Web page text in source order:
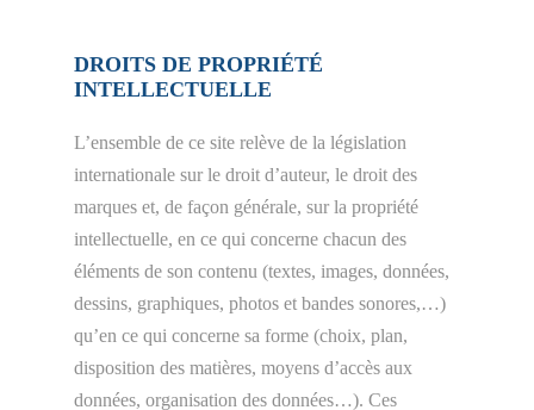
DROITS DE PROPRIÉTÉ
INTELLECTUELLE
L’ensemble de ce site relève de la législation
internationale sur le droit d’auteur, le droit des
marques et, de façon générale, sur la propriété
intellectuelle, en ce qui concerne chacun des
éléments de son contenu (textes, images, données,
dessins, graphiques, photos et bandes sonores,…)
qu’en ce qui concerne sa forme (choix, plan,
disposition des matières, moyens d’accès aux
données, organisation des données…). Ces